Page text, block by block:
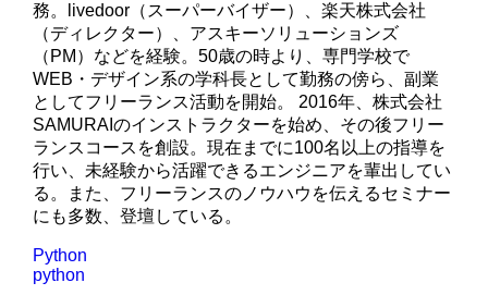
務。livedoor（スーパーバイザー）、楽天株式会社
（ディレクター）、アスキーソリューションズ
（PM）などを経験。50歳の時より、専門学校で
WEB・デザイン系の学科長として勤務の傍ら、副業
としてフリーランス活動を開始。 2016年、株式会社
SAMURAIのインストラクターを始め、その後フリー
ランスコースを創設。現在までに100名以上の指導を
行い、未経験から活躍できるエンジニアを輩出してい
る。また、フリーランスのノウハウを伝えるセミナー
にも多数、登壇している。
Python
python